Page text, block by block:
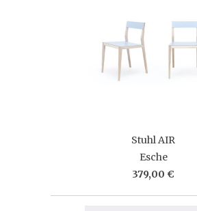
Stuhl AIR
Esche
379,00 €